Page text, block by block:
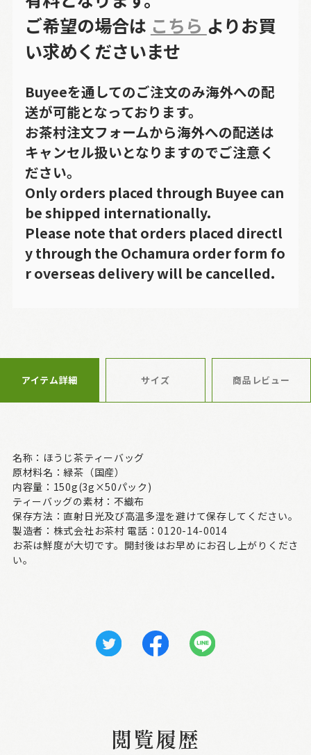
ご希望の場合は こちら よりお買
い求めくださいませ
Buyeeを通してのご注文のみ海外への配
送が可能となっております。
お茶村注文フォームから海外への配送は
キャンセル扱いとなりますのでご注意く
ださい。
Only orders placed through Buyee can
be shipped internationally.
Please note that orders placed directl
y through the Ochamura order form fo
r overseas delivery will be cancelled.
アイテム詳細 サイズ 商品レビュー
名称：ほうじ茶ティーバッグ
原材料名：緑茶（国産）
内容量：150g(3g×50パック)
ティーバッグの素材：不織布
保存方法：直射日光及び高温多湿を避けて保存してください。
製造者：株式会社お茶村 電話：0120-14-0014
お茶は鮮度が大切です。開封後はお早めにお召し上がりくださ
い。
閲覧履歴